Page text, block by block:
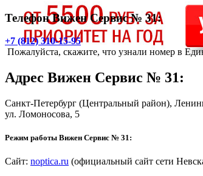
Телефон Вижен Сервис № 31:
+7 (812) 310-15-95
Пожалуйста, скажите, что узнали номер в
Адрес Вижен Сервис № 31:
Санкт-Петербург (Центральный район),
ул. Ломоносова, 5
Режим работы Вижен Сервис № 31:
Сайт: noptica.ru (официальный сайт сети